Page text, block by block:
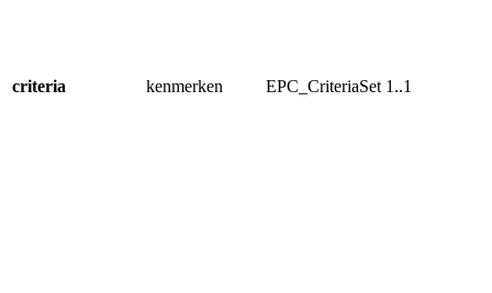
criteria kenmerken EPC_CriteriaSet 1..1